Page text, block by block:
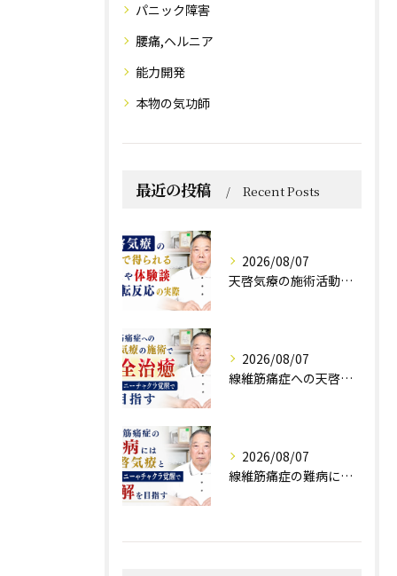
パニック障害
腰痛,ヘルニア
能力開発
本物の気功師
最近の投稿 Recent Posts
2026/08/07
天啓気療の施術活動で得られる効果や体験談と好転反応の実際
2026/08/07
線維筋痛症への天啓気療の施術で完全治癒クンダリニーチャクラ覚醒で目指す
2026/08/07
線維筋痛症の難病には天啓気療とクンダリニーやチャクラ覚醒で寛解を目指す